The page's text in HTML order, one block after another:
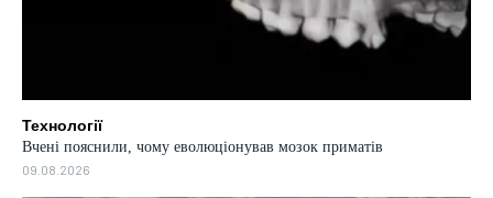
Технології
Вчені пояснили, чому еволюціонував мозок приматів
09.08.2026